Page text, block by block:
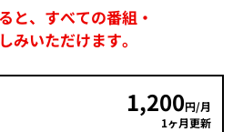
と、すべての番組・
みいただけます。
1,200円/月
1ヶ月更新